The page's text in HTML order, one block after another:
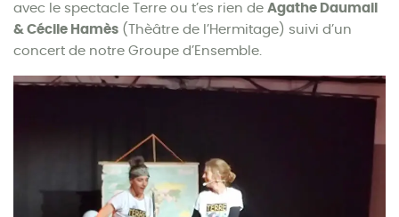
avec le spectacle Terre ou t’es rien de Agathe Daumail
& Cécile Hamès (Thèâtre de l’Hermitage) suivi d’un
concert de notre Groupe d’Ensemble.